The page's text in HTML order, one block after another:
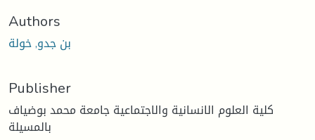
Authors
بن جدو, خولة
Publisher
كلية العلوم الانسانية والاجتماعية جامعة محمد بوضياف
بالمسيلة